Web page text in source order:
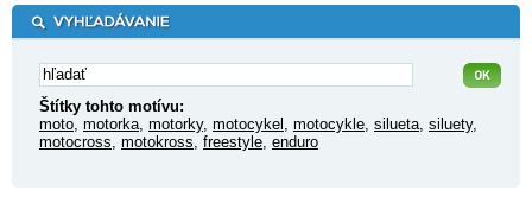
Štítky tohto motívu:
moto motorka motorky, motocykel motocykle silueta siluety,
motocross motokross freestyle enduro